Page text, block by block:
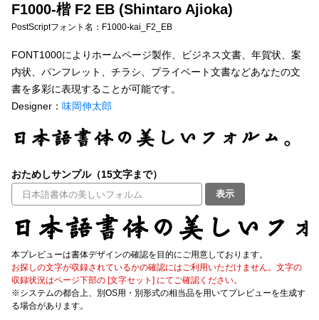
カート 0
マイページ
お気に入り
ご利用ガイド
よくあるご質問
お問い合わせ
教科書体
草書体 勘亭流
江戸文字
すべてを表示
太さ・ウェイト
セット or 単体
文字種類
F1000-楷 F2 EB (Shintaro Ajioka)
PostScriptフォント名： F1000-kai_F2_EB
FONT1000によりホームページ製作、ビジネス文書、年賀状、案
内状、パンフレット、チラシ、プライベート文書などあなたの文
書を多彩に表現することが可能です。
Designer： 味岡伸太郎
おためしサンプル（15文字まで）
表示
本プレビューは書体デザインの確認を目的にご用意しております。
お探しの文字が収録されているかの確認にはご利用いただけません。文字の
収録状況はページ下部の [文字セット] にてご確認ください。
※システムの都合上、別OS用・別形式の相当品を用いてプレビューを生成す
る場合があります。